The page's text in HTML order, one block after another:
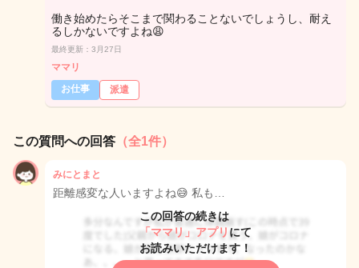
働き始めたらそこまで関わることないでしょうし、耐え
るしかないですよね😩
最終更新：3月27日
ママリ
お仕事
派遣
この質問への回答 （全1件）
みにとまと
距離感変な人いますよね😅 私も…
この回答の続きは
「ママリ」アプリ にて
お読みいただけます！